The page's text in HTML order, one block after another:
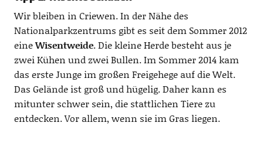
Wir bleiben in Criewen. In der Nähe des
Nationalparkzentrums gibt es seit dem Sommer 2012
eineWisentweide. Die kleine Herde besteht aus je
zwei Kühen und zwei Bullen. Im Sommer 2014 kam
das erste Junge im großen Freigehege auf die Welt.
Das Gelände ist groß und hügelig. Daher kann es
mitunter schwer sein, die stattlichen Tiere zu
entdecken. Vor allem, wenn sie im Gras liegen.